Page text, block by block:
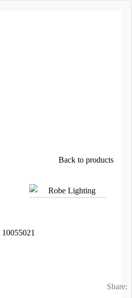
Back to products
10055021
Share: